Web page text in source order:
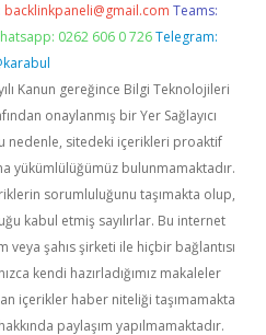
backlinkpaneli@gmail.com Teams:
0262 606 0 726 Telegram:
Kanun gereğince Bilgi Teknolojileri
onaylanmış bir Yer Sağlayıcı
nedenle, sitedeki içerikleri proaktif
yükümlülüğümüz bulunmamaktadır.
sorumluluğunu taşımakta olup,
kabul etmiş sayılırlar. Bu internet
şahıs şirketi ile hiçbir bağlantısı
kendi hazırladığımız makaleler
içerikler haber niteliği taşımamakta
paylaşım yapılmamaktadır.